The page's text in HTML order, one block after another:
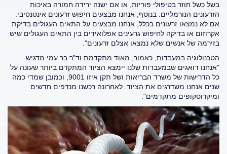
בשל כשל חוזר בטיפולי פוריות, או אם ישנה ירידה חמורה באיכות
הזרעונים הנורמליים. בנוסף, אנחנו מבצעים חיפוש זרעונים אינטנסיבי.
אם לא נמצאו זרעונים בכלל, אנחנו מבצעים על התאים העגולים בדיקת
אקרוזום או בדיקה לחיפוש גרעינים אפלואידים בין התאים העגולים שיש
בזירמה של אנשים שלא נמצאו אצלם זרעונים".
הטכנולוגיה במעבדות, כאמור, מאוד מתקדמת וד"ר בר עמי מדגיש:
"אנחנו דואגים שבמעבדות שלנו יימצא הציוד המתקדם ביותר שעונה על
כל הדרישות של משרד הבריאות ושל תקן איזו 9001, וכמובן שמדי כמה
שנים אנחנו משדרגים את הציוד. לאחרונה רכשנו מנדפים חדשים
ומיקרוסקופים מתקדמים".